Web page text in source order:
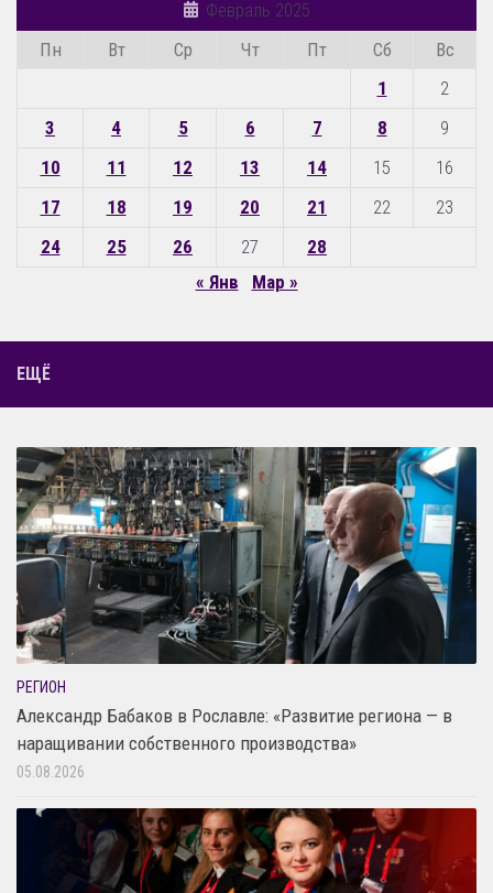
Февраль 2025
Пн
Вт Ср Чт Пт Сб
Вс
1
2
3
4 5 6 7 8
9
10
11 12 13 14 15
16
17
18 19 20 21 22
23
24
25 26 27
28
« Янв
Мар »
ЕЩЁ
РЕГИОН
Александр Бабаков в Рославле: «Развитие региона — в
наращивании собственного производства»
05.08.2026